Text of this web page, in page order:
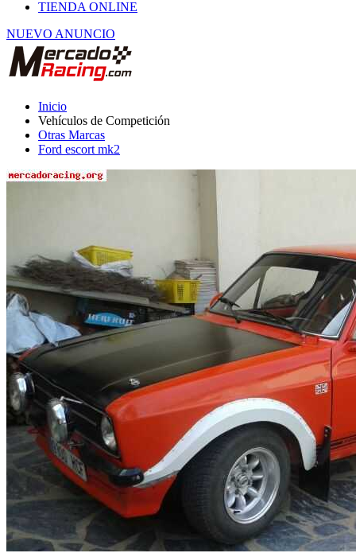
NUEVO ANUNCIO
Vehículos de Competición
Otras Marcas
Ford escort mk2